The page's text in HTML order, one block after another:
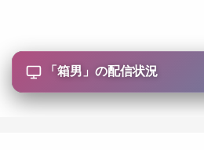
「 箱男 」の配信状況